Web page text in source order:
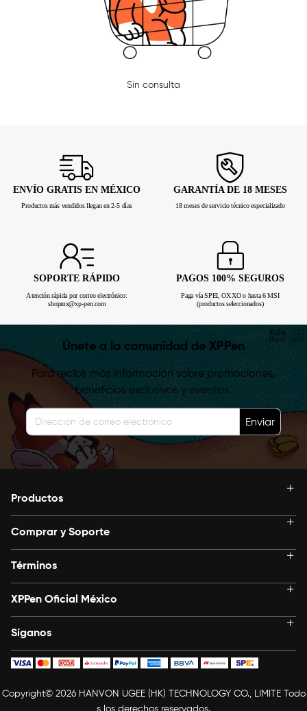
Sin consulta
ENVÍO GRATIS EN MÉXICO
Productos más vendidos llegan en 2-5 días
GARANTÍA DE 18 MESES
18 meses de servicio técnico especializado
SOPORTE RÁPIDO
Atención rápida por correo electrónico:
shopmx@xp-pen.com
PAGOS 100% SEGUROS
Paga vía SPEI, OXXO o hasta 6 MSI
(productos seleccionados)
Únete a la comunidad de XPPen
Para recibir más información sobre promociones,
beneficios exclusivos y eventos.
Enviar
Productos
Comprar y Soporte
Términos
XPPen Oficial México
Síganos
Copyright© 2026 HANVON UGEE (HK) TECHNOLOGY CO., LIMITE Todo
s los derechos reservados.